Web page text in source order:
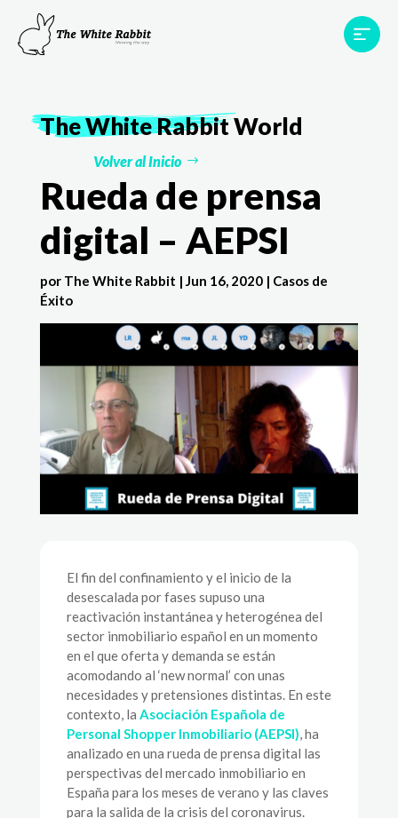
Proyectos
Testimonios
TWR World
The White RabbitWorld
Volver al Inicio
Rueda de prensa
digital – AEPSI
por The White Rabbit | Jun 16, 2020| Casos de
Éxito
El fin del confinamiento y el inicio de la
desescalada por fases supuso una
reactivación instantánea y heterogénea del
sector inmobiliario español en un momento
en el que oferta y demanda se están
acomodando al ‘new normal’ con unas
necesidades y pretensiones distintas. En este
contexto, la Asociación Española de
Personal Shopper Inmobiliario (AEPSI), ha
analizado en una rueda de prensa digital las
perspectivas del mercado inmobiliario en
España para los meses de verano y las claves
para la salida de la crisis del coronavirus.